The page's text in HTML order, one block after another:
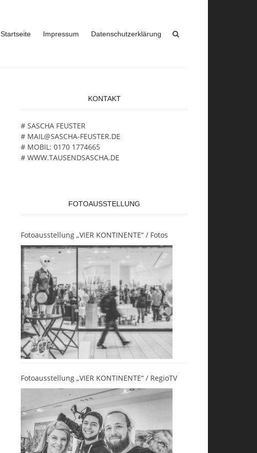
Startseite Impressum Datenschutzerklärung
KONTAKT
# SASCHA FEUSTER
# MAIL@SASCHA-FEUSTER.DE
# MOBIL: 0170 1774665
# WWW.TAUSENDSASCHA.DE
FOTOAUSSTELLUNG
Fotoausstellung „VIER KONTINENTE“ / Fotos
Fotoausstellung „VIER KONTINENTE“ / RegioTV